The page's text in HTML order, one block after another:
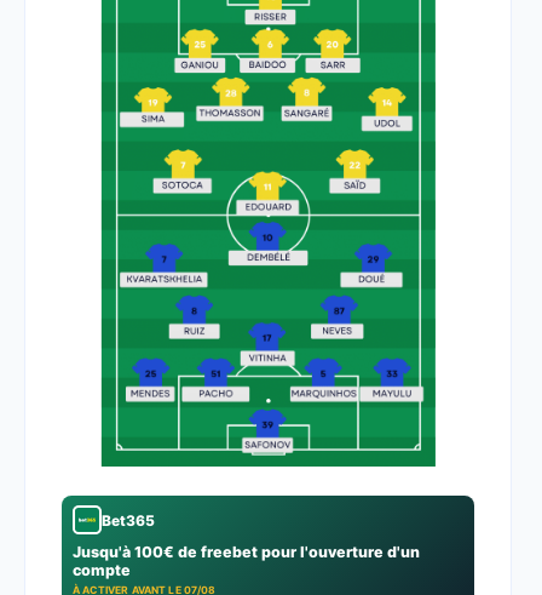
Bet365
Jusqu'à 100€ de freebet pour l'ouverture d'un
compte
À ACTIVER AVANT LE 07/08